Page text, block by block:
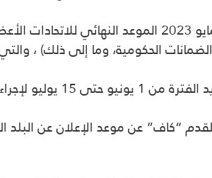
وأكد الاتحاد الإفريقي أنه تم تحديد 23
الحكومية، وما إلى ذلك) ،
زيارات تفتيشية.